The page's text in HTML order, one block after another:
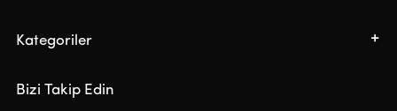
Kategoriler
Bizi Takip Edin